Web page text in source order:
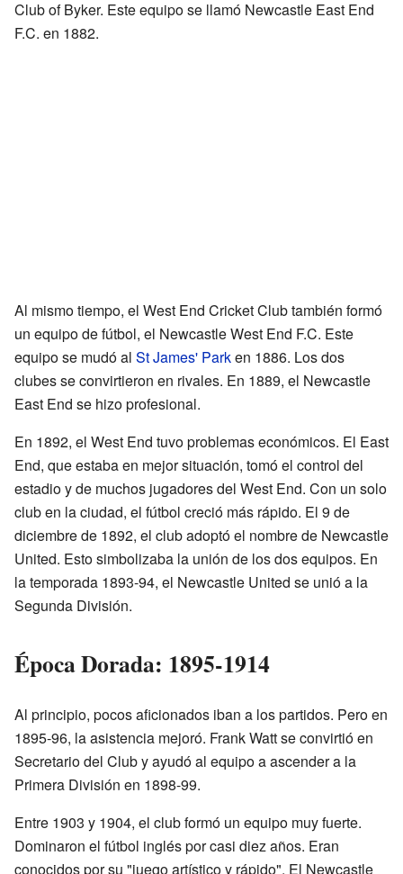
Club of Byker. Este equipo se llamó Newcastle East End
F.C. en 1882.
Al mismo tiempo, el West End Cricket Club también formó
un equipo de fútbol, el Newcastle West End F.C. Este
equipo se mudó al St James' Parken 1886. Los dos
clubes se convirtieron en rivales. En 1889, el Newcastle
East End se hizo profesional.
En 1892, el West End tuvo problemas económicos. El East
End, que estaba en mejor situación, tomó el control del
estadio y de muchos jugadores del West End. Con un solo
club en la ciudad, el fútbol creció más rápido. El 9 de
diciembre de 1892, el club adoptó el nombre de Newcastle
United. Esto simbolizaba la unión de los dos equipos. En
la temporada 1893-94, el Newcastle United se unió a la
Segunda División.
Época Dorada: 1895-1914
Al principio, pocos aficionados iban a los partidos. Pero en
1895-96, la asistencia mejoró. Frank Watt se convirtió en
Secretario del Club y ayudó al equipo a ascender a la
Primera División en 1898-99.
Entre 1903 y 1904, el club formó un equipo muy fuerte.
Dominaron el fútbol inglés por casi diez años. Eran
conocidos por su "juego artístico y rápido". El Newcastle